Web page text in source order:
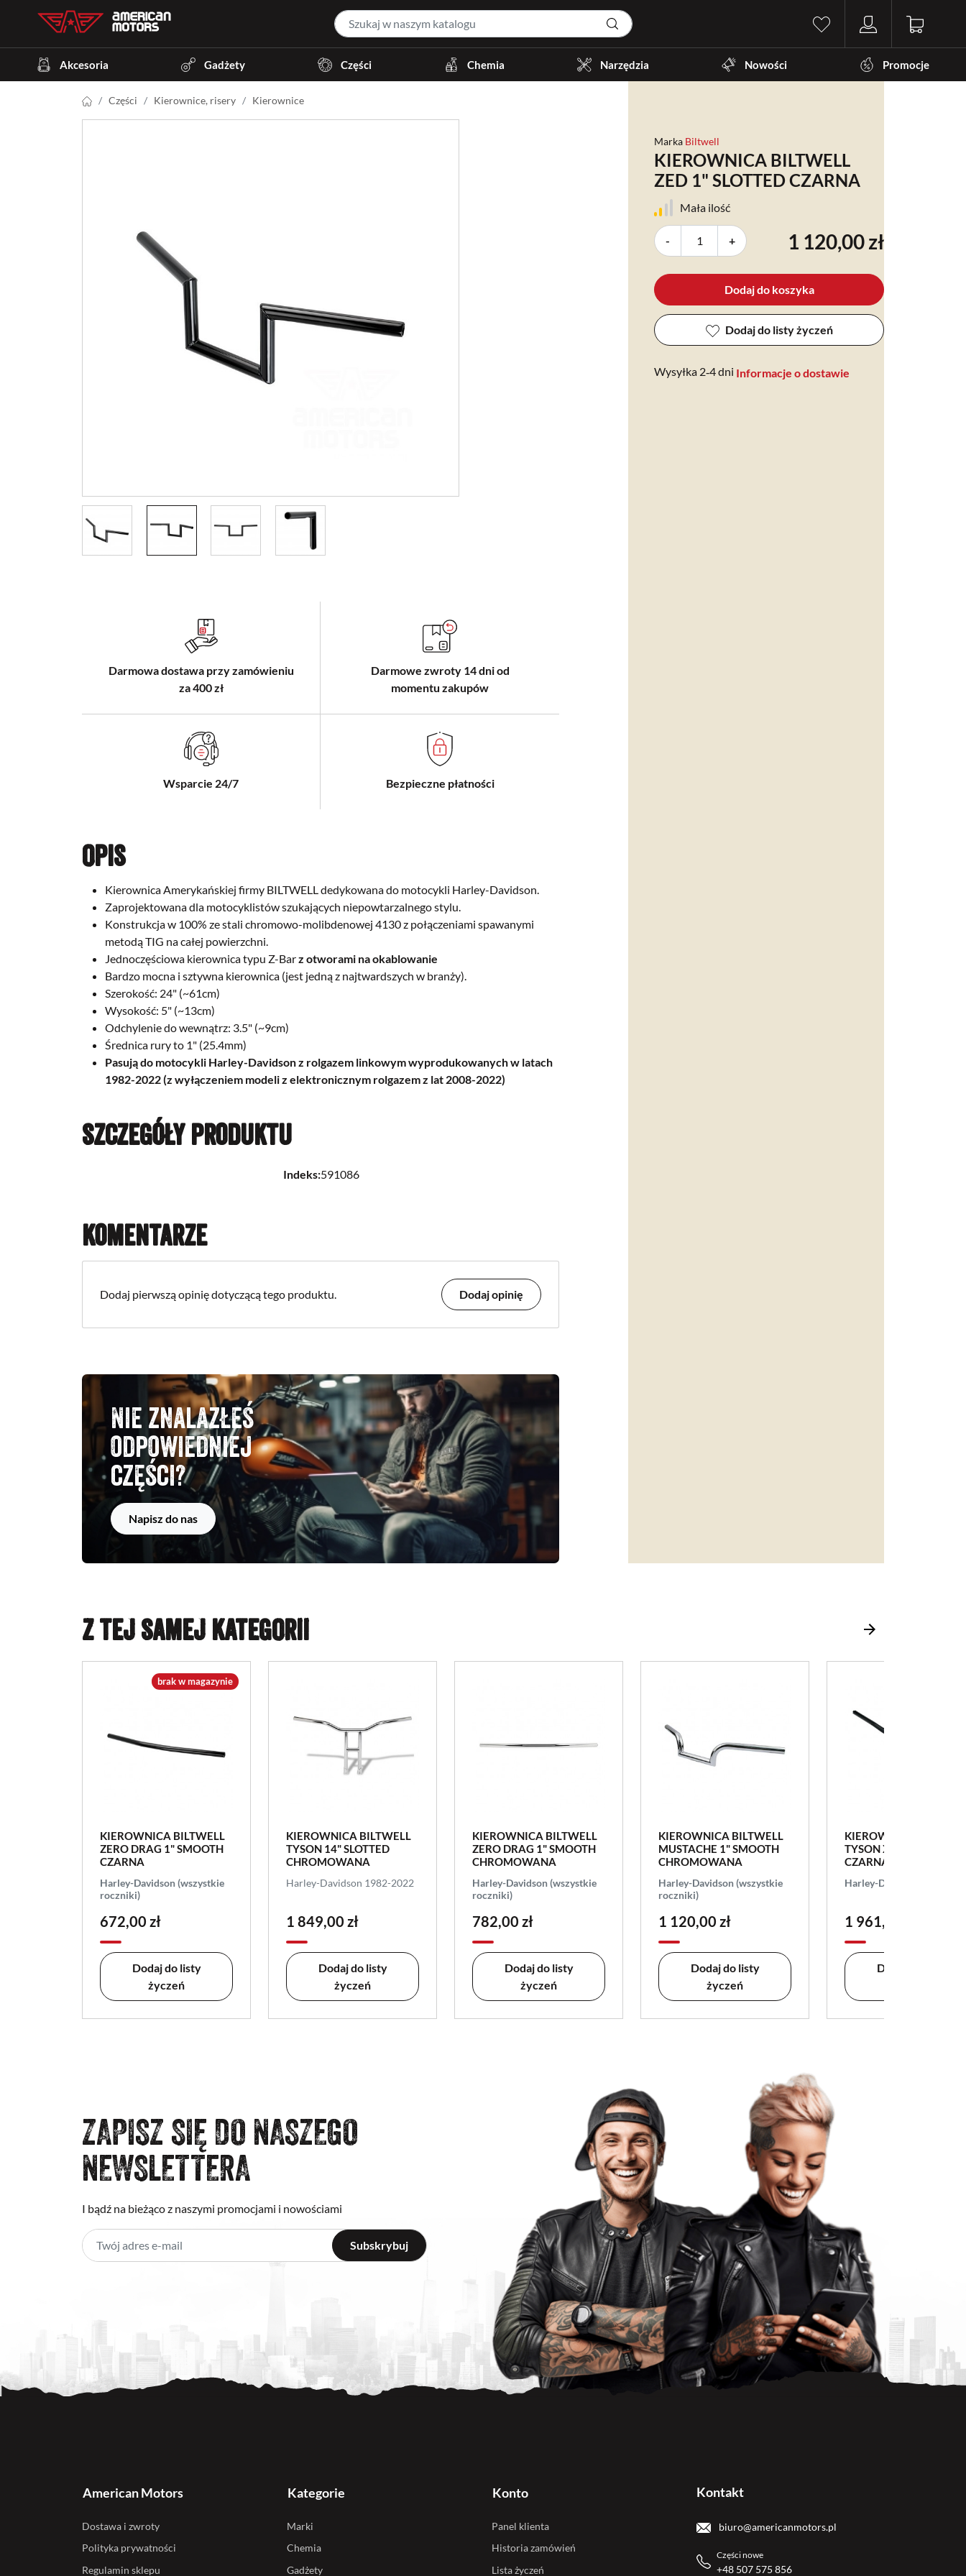
Akcesoria Gadżety Części Chemia Narzędzia Nowości Promocje
Części Kierownice, risery Kierownice
Marka Biltwell
KIEROWNICA BILTWELL
ZED 1" SLOTTED CZARNA
Mała ilość
- + 1 120,00 zł
Dodaj do koszyka
Dodaj do listy życzeń
Wysyłka 2‑4 dni Informacje o dostawie
Darmowa dostawa przy zamówieniu
za 400 zł
Darmowe zwroty 14 dni od
momentu zakupów
Wsparcie 24/7 Bezpieczne płatności
Opis
Kierownica Amerykańskiej firmy BILTWELL dedykowana do motocykli Harley-Davidson.
Zaprojektowana dla motocyklistów szukających niepowtarzalnego stylu.
Konstrukcja w 100% ze stali chromowo-molibdenowej 4130 z połączeniami spawanymi
metodą TIG na całej powierzchni.
Jednoczęściowa kierownica typu Z-Barz otworami na okablowanie
Bardzo mocna i sztywna kierownica (jest jedną z najtwardszych w branży).
Szerokość: 24" (~61cm)
Wysokość: 5" (~13cm)
Odchylenie do wewnątrz: 3.5" (~9cm)
Średnica rury to 1" (25.4mm)
Pasują do motocykli Harley-Davidson z rolgazem linkowym wyprodukowanych w latach
1982-2022 (z wyłączeniem modeli z elektronicznym rolgazem z lat 2008-2022)
Szczegóły produktu
Indeks:591086
Komentarze
Dodaj pierwszą opinię dotyczącą tego produktu. Dodaj opinię
Nie znalazłeś
odpowiedniej
części?
Napisz do nas
Z TEJ SAMEJ KATEGORII
brak w magazynie
KIEROWNICA BILTWELL
ZERO DRAG 1" SMOOTH
CZARNA
Harley-Davidson (wszystkie
roczniki)
672,00 zł
Dodaj do listy
życzeń
KIEROWNICA BILTWELL
TYSON 14" SLOTTED
CHROMOWANA
Harley-Davidson 1982-2022
1 849,00 zł
Dodaj do listy
życzeń
KIEROWNICA BILTWELL
ZERO DRAG 1" SMOOTH
CHROMOWANA
Harley-Davidson (wszystkie
roczniki)
782,00 zł
Dodaj do listy
życzeń
KIEROWNICA BILTWELL
MUSTACHE 1" SMOOTH
CHROMOWANA
Harley-Davidson (wszystkie
roczniki)
1 120,00 zł
Dodaj do listy
życzeń
KIEROWNICA
TYSON XL 12" SLOTTED
CZARNA
Harley-Davidson 2008-
1 961,00 zł
Dodaj do listy
ZAPISZ SIĘ DO NASZEGO
NEWSLETTERA
I bądź na bieżąco z naszymi promocjami i nowościami
American Motors
Dostawa i zwroty
Polityka prywatności
Regulamin sklepu
Kategorie
Marki
Chemia
Gadżety
Konto
Panel klienta
Historia zamówień
Lista życzeń
Kontakt
biuro@americanmotors.pl
Części nowe
+48 507 575 856